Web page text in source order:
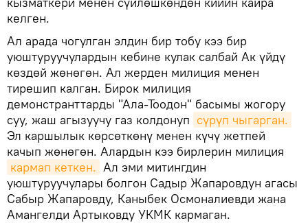
келген.
Ал арада чогулган элдин бир тобу кээ бир
уюштуруучулардын кебине кулак салбай Ак үйдү
көздөй жөнөгөн. Ал жерден милиция менен
тирешип калган. Бирок милиция
демонстранттарды "Ала-Тоодон" басымы жогору
суу, жаш агызуучу газ колдонуп сүрүп чыгарган.
Эл каршылык көрсөткөнү менен күчү жетпей
качып жөнөгөн. Алардын кээ бирлерин милиция
кармап кеткен. Ал эми митингдин
уюштуруучулары болгон Садыр Жапаровдун агасы
Сабыр Жапаровду, Каныбек Осмоналиевди жана
Амангелди Артыковду УКМК кармаган.